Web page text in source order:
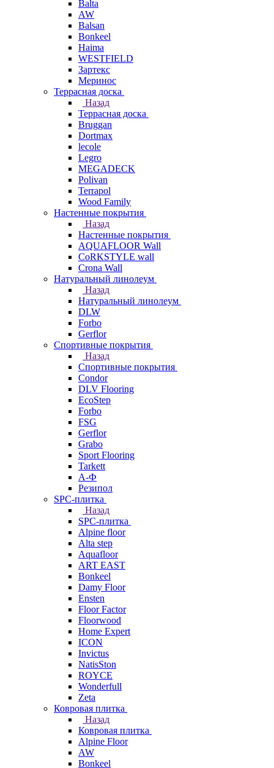
Balta
AW
Balsan
Bonkeel
Haima
WESTFIELD
Зартекс
Меринос
Террасная доска
Назад
Террасная доска
Bruggan
Dortmax
lecole
Legro
MEGADECK
Polivan
Terrapol
Wood Family
Настенные покрытия
Назад
Настенные покрытия
AQUAFLOOR Wall
CoRKSTYLE wall
Crona Wall
Натуральный линолеум
Назад
Натуральный линолеум
DLW
Forbo
Gerflor
Спортивные покрытия
Назад
Спортивные покрытия
Condor
DLV Flooring
EcoStep
Forbo
FSG
Gerflor
Grabo
Sport Flooring
Tarkett
А-Ф
Резипол
SPC-плитка
Назад
SPC-плитка
Alpine floor
Alta step
Aquafloor
ART EAST
Bonkeel
Damy Floor
Ensten
Floor Factor
Floorwood
Home Expert
ICON
Invictus
NatisSton
ROYCE
Wonderfull
Zeta
Ковровая плитка
Назад
Ковровая плитка
Alpine Floor
AW
Bonkeel